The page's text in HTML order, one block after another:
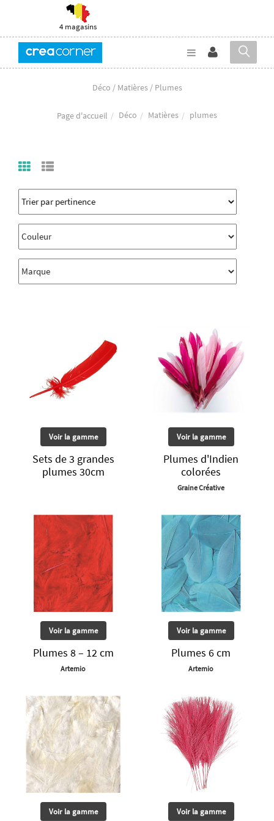
4 magasins
Déco / Matières / Plumes
Page d'accueil Déco Matières plumes
Voir la gamme
Sets de 3 grandes
plumes 30cm
Voir la gamme
Plumes d'Indien
colorées
Graine Créative
Voir la gamme
Plumes 8 – 12 cm
Artemio
Voir la gamme
Plumes 6 cm
Artemio
Voir la gamme Voir la gamme